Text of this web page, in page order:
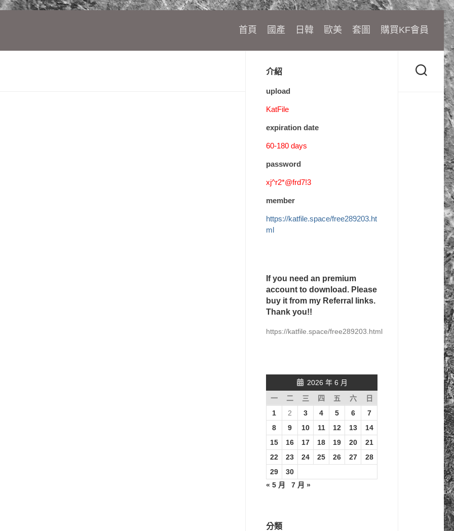
首頁 國產 日韓 歐美 套圖 購買KF會員
介紹
upload
KatFile
expiration date
60-180 days
password
xj^r2*@frd7!3
member
https://katfile.space/free289203.ht
ml
If you need an premium
account to download. Please
buy it from my Referral links.
Thank you!!
https://katfile.space/free289203.html
2026 年 6 月
一
二 三 四 五 六
日
1
2 3 4 5 6
7
8
9 10 11 12 13
14
15
16 17 18 19 20
21
22
23 24 25 26 27
28
29
30
« 5 月
7 月 »
分類